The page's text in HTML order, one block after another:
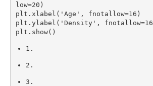
low=20 )
plt . xlabel ( 'Age' , fnotallow=16 )
plt . ylabel ( 'Density' , fnotallow=16
plt . show( )
1.
2.
3.